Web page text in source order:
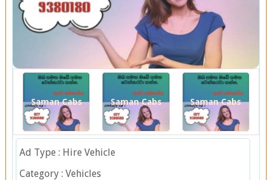
Saman Cabs Saman Cabs Saman Cabs
Ad Type : Hire Vehicle
Category : Vehicles